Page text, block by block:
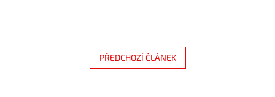
PŘEDCHOZÍ ČLÁNEK